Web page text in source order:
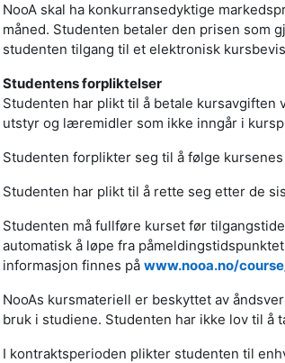
NooA skal ha konkurransedyktige
måned. Studenten betaler den prisen som
studenten tilgang til et elektronisk
Studentens forpliktelser
Studenten har plikt til å betale kursavgiften
utstyr og læremidler som ikke inngår i
Studenten forplikter seg til å følge
Studenten har plikt til å rette seg etter de
Studenten må fullføre kurset før
automatisk å løpe fra
informasjon finnes på www.nooa.no/
NooAs kursmateriell er beskyttet av
bruk i studiene. Studenten har ikke lov til å
I kontraktsperioden plikter studenten til